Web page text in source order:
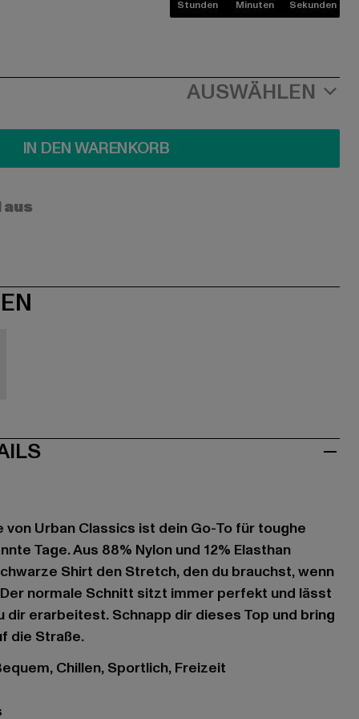
Stunden Minuten Sekunden
AUSWÄHLEN
IN DEN WARENKORB
von Urban Classics ist dein Go-To für toughe
Tage. Aus 88% Nylon und 12% Elasthan
Shirt den Stretch, den du brauchst, wenn
normale Schnitt sitzt immer perfekt und lässt
dir erarbeitest. Schnapp dir dieses Top und bring
die Straße.
Chillen, Sportlich, Freizeit